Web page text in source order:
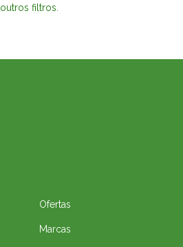
outros filtros.
Ofertas
Marcas